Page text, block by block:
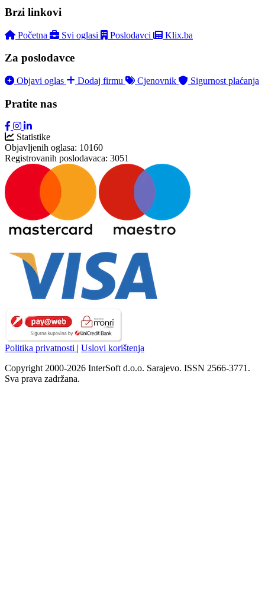
Brzi linkovi
Početna Svi oglasi Poslodavci Klix.ba
Za poslodavce
Objavi oglas Dodaj firmu Cjenovnik Sigurnost plaćanja
Pratite nas
Statistike
Objavljenih oglasa: 10160
Registrovanih poslodavaca: 3051
Politika privatnosti | Uslovi korištenja
Copyright 2000-2026 InterSoft d.o.o. Sarajevo. ISSN 2566-3771.
Sva prava zadržana.